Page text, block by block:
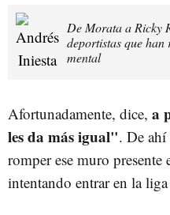
De Morata a Ricky
deportistas que
mental
Afortunadamente, dice, a
les da más igual". De
romper ese muro presente
intentando entrar en la